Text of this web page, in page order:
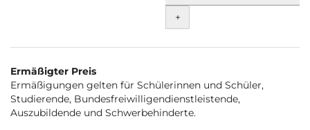
+
Ermäßigter Preis
Ermäßigungen gelten für Schülerinnen und Schüler,
Studierende, Bundesfreiwilligendienstleistende,
Auszubildende und Schwerbehinderte.